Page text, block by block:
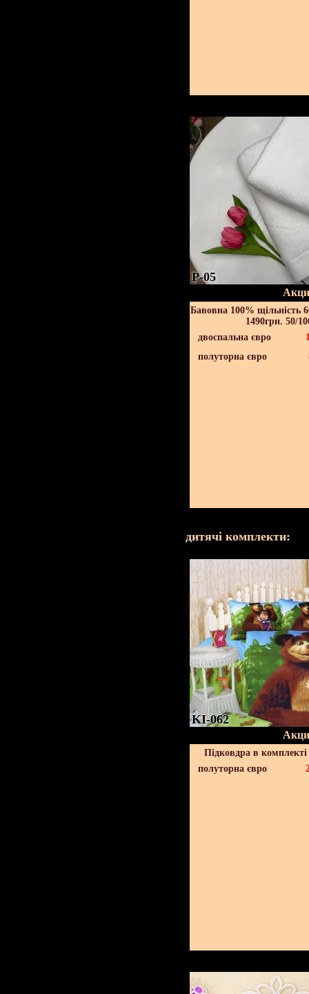
P-05
Бавовна 100% щільність
1490грн. 50/
двоспальна євро
полуторна євро
дитячі комплекти:
KI-062
Підковдра в
полуторна євро